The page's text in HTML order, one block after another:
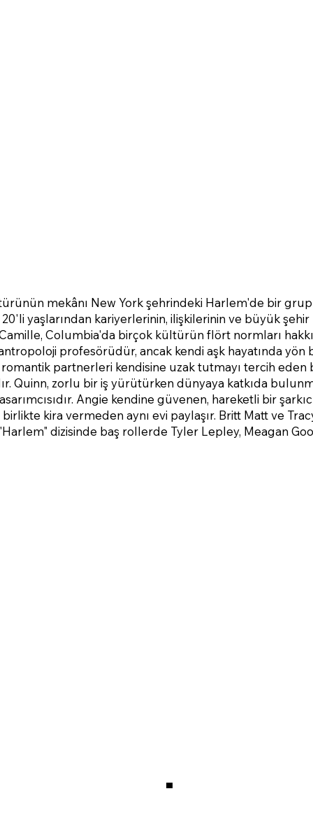
mekânı New York şehrindeki Harlem'de bir grup
yaşlarından kariyerlerinin, ilişkilerinin ve büyük
Columbia'da birçok kültürün flört normları
profesörüdür, ancak kendi aşk hayatında yön
romantik partnerleri kendisine uzak tutmayı tercih eden
Quinn, zorlu bir iş yürütürken dünyaya katkıda
Angie kendine güvenen, hareketli bir
kira vermeden aynı evi paylaşır. Britt Matt ve
dizisinde baş rollerde Tyler Lepley, Meagan